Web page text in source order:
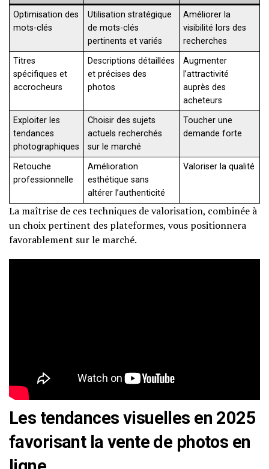
Optimisation des
mots-clés
Utilisation stratégique
de mots-clés
pertinents et variés
Améliorer la
visibilité lors des
recherches
Titres
spécifiques et
accrocheurs
Descriptions détaillées
et précises des
photos
Augmenter
l’attractivité
auprès des
acheteurs
Exploiter les
tendances
photographiques
Choisir des sujets
actuels recherchés
sur le marché
Toucher une
demande forte
Retouche
professionnelle
Amélioration
esthétique sans
altérer l’authenticité
Valoriser la qualité
La maîtrise de ces techniques de valorisation, combinée à
un choix pertinent des plateformes, vous positionnera
favorablement sur le marché.
Les tendances visuelles en 2025
favorisant la vente de photos en